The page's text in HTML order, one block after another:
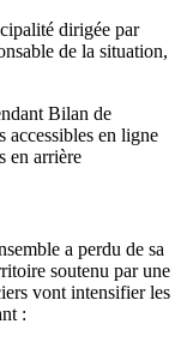
dirigée par
de la situation,
Bilan de
accessibles en ligne
en arrière
a perdu de sa
soutenu par une
vont intensifier les
: